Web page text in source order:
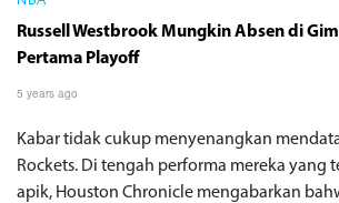
Russell Westbrook Mungkin Absen di
Pertama Playoff
5 years ago
Kabar tidak cukup menyenangkan
Rockets. Di tengah performa mereka yang
apik, Houston Chronicle mengabarkan